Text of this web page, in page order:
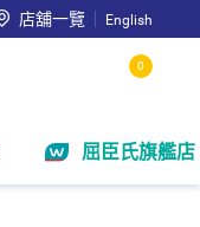
店舖一覽 English
0
屈臣氏旗艦店